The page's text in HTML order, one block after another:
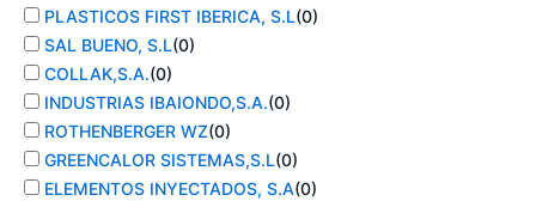
PLASTICOS FIRST IBERICA, S.L(0)
SAL BUENO, S.L(0)
COLLAK,S.A.(0)
INDUSTRIAS IBAIONDO,S.A.(0)
ROTHENBERGER WZ(0)
GREENCALOR SISTEMAS,S.L(0)
ELEMENTOS INYECTADOS, S.A(0)